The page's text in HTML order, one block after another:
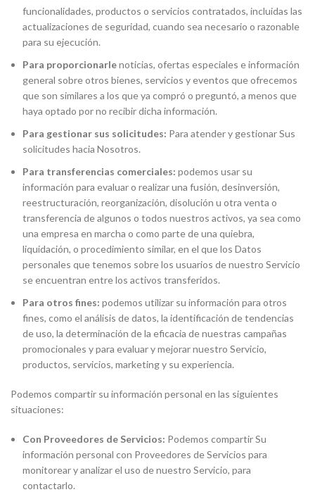
funcionalidades, productos o servicios contratados, incluidas las
actualizaciones de seguridad, cuando sea necesario o razonable
para su ejecución.
Para proporcionarlenoticias, ofertas especiales e información
general sobre otros bienes, servicios y eventos que ofrecemos
que son similares a los que ya compró o preguntó, a menos que
haya optado por no recibir dicha información.
Para gestionar sus solicitudes: Para atender y gestionar Sus
solicitudes hacia Nosotros.
Para transferencias comerciales: podemos usar su
información para evaluar o realizar una fusión, desinversión,
reestructuración, reorganización, disolución u otra venta o
transferencia de algunos o todos nuestros activos, ya sea como
una empresa en marcha o como parte de una quiebra,
liquidación, o procedimiento similar, en el que los Datos
personales que tenemos sobre los usuarios de nuestro Servicio
se encuentran entre los activos transferidos.
Para otros fines: podemos utilizar su información para otros
fines, como el análisis de datos, la identificación de tendencias
de uso, la determinación de la eficacia de nuestras campañas
promocionales y para evaluar y mejorar nuestro Servicio,
productos, servicios, marketing y su experiencia.
Podemos compartir su información personal en las siguientes
situaciones:
Con Proveedores de Servicios: Podemos compartir Su
información personal con Proveedores de Servicios para
monitorear y analizar el uso de nuestro Servicio, para
contactarlo.